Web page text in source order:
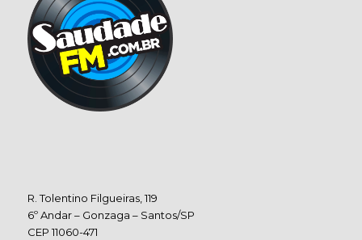
R. Tolentino Filgueiras, 119
6º Andar – Gonzaga – Santos/SP
CEP 11060-471